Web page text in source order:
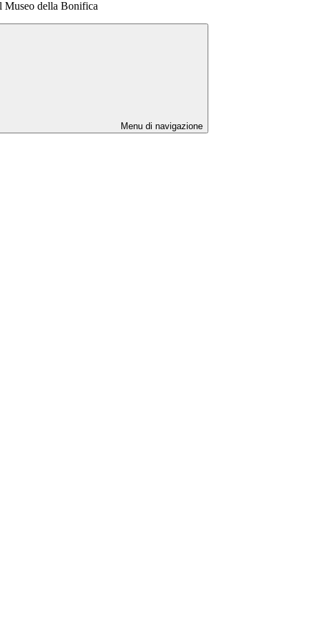
della Bonifica
Menu di navigazione